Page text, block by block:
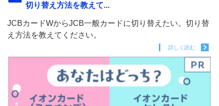
切り替え方法を教えて...
JCBカードWからJCB一般カードに切り替えたい。切り替
え方法を教えてください。
詳しく読む